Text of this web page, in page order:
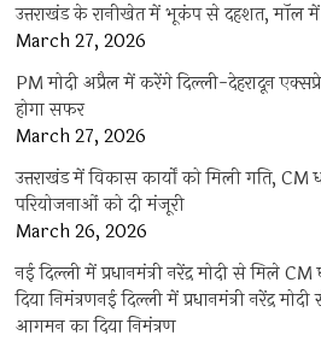
उत्तराखंड के रानीखेत में भूकंप से दहशत, मॉल
March 27, 2026
PM मोदी अप्रैल में करेंगे दिल्ली-देहरादून
होगा सफर
March 27, 2026
उत्तराखंड में विकास कार्यों को मिली गति,
परियोजनाओं को दी मंजूरी
March 26, 2026
नई दिल्ली में प्रधानमंत्री नरेंद्र मोदी से मिले
दिया निमंत्रणनई दिल्ली में प्रधानमंत्री नरेंद्र
आगमन का दिया निमंत्रण